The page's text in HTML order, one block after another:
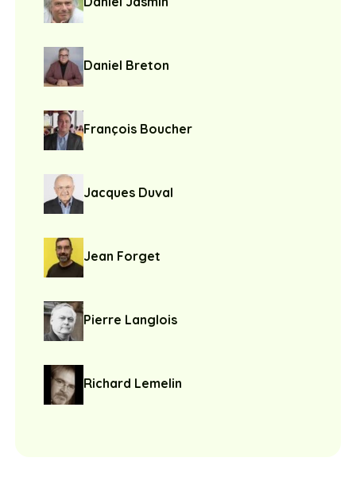
Daniel Breton
François Boucher
Jacques Duval
Jean Forget
Pierre Langlois
Richard Lemelin